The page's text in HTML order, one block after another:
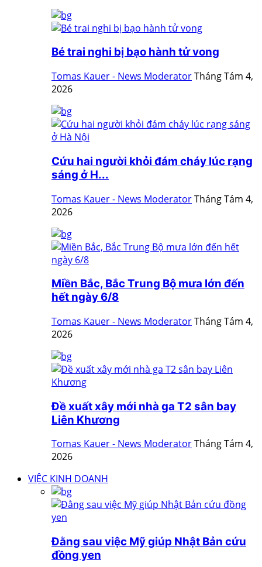
Bé trai nghi bị bạo hành tử vong
Tomas Kauer - News ModeratorTháng Tám 4,
2026
Cứu hai người khỏi đám cháy lúc rạng
sáng ở H...
Tomas Kauer - News ModeratorTháng Tám 4,
2026
Miền Bắc, Bắc Trung Bộ mưa lớn đến
hết ngày 6/8
Tomas Kauer - News ModeratorTháng Tám 4,
2026
Đề xuất xây mới nhà ga T2 sân bay
Liên Khương
Tomas Kauer - News ModeratorTháng Tám 4,
2026
VIỆC KINH DOANH
Đằng sau việc Mỹ giúp Nhật Bản cứu
đồng yen